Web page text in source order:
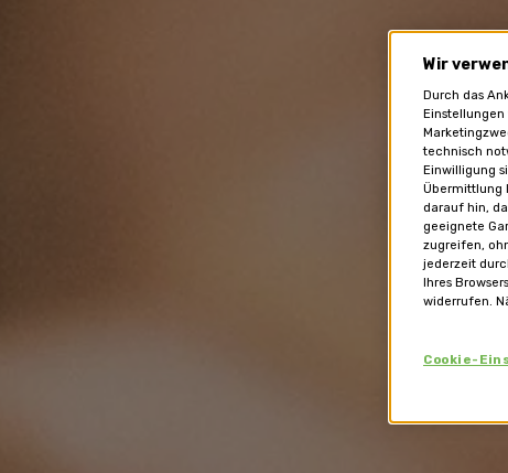
Wir
Durch das
technisch
Einwilligung
Übermittlung
darauf hin,
geeignete
zugreifen,
jederzeit
Ihres
widerrufen.
Cookie-